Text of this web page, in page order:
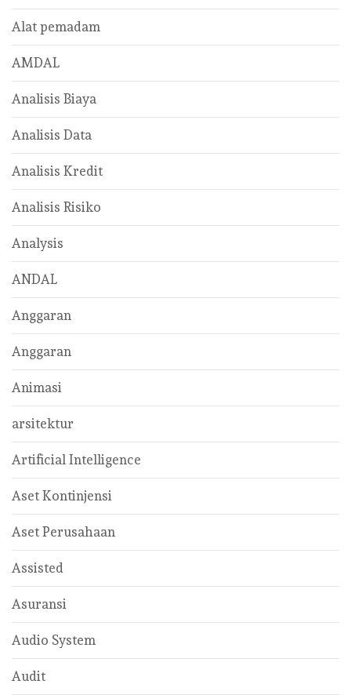
Alat pemadam
AMDAL
Analisis Biaya
Analisis Data
Analisis Kredit
Analisis Risiko
Analysis
ANDAL
Anggaran
Anggaran
Animasi
arsitektur
Artificial Intelligence
Aset Kontinjensi
Aset Perusahaan
Assisted
Asuransi
Audio System
Audit